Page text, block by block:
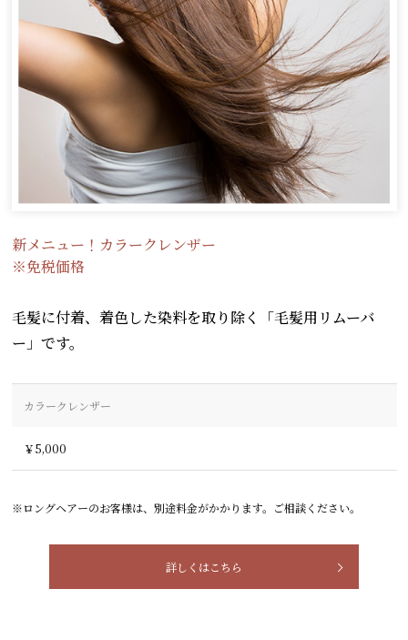
新メニュー！カラークレンザー
※免税価格
毛髪に付着、着色した染料を取り除く「毛髪用リムーバ
ー」です。
カラークレンザー
￥5,000
※ロングヘアーのお客様は、別途料金がかかります。ご相談ください。
詳しくはこちら